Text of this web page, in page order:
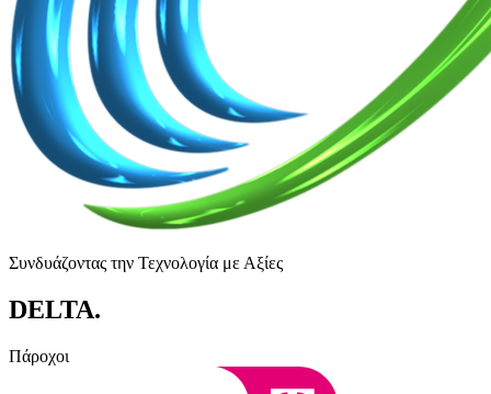
Συνδυάζοντας την Τεχνολογία με Αξίες
DELTA.
Πάροχοι